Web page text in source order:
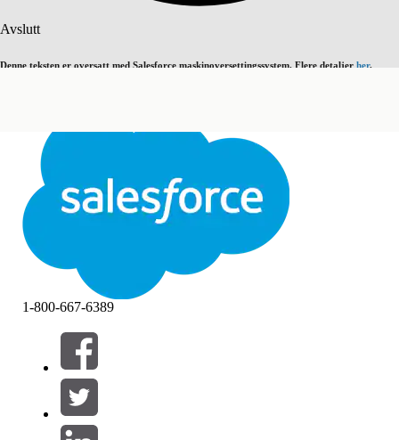
Avslutt
Denne teksten er oversatt med Salesforce maskinoversettingssystem. Flere detaljer her.
Avslutt Avslutt
Filtre (0)
VELG FILTRE
Produktområde
1-800-667-6389